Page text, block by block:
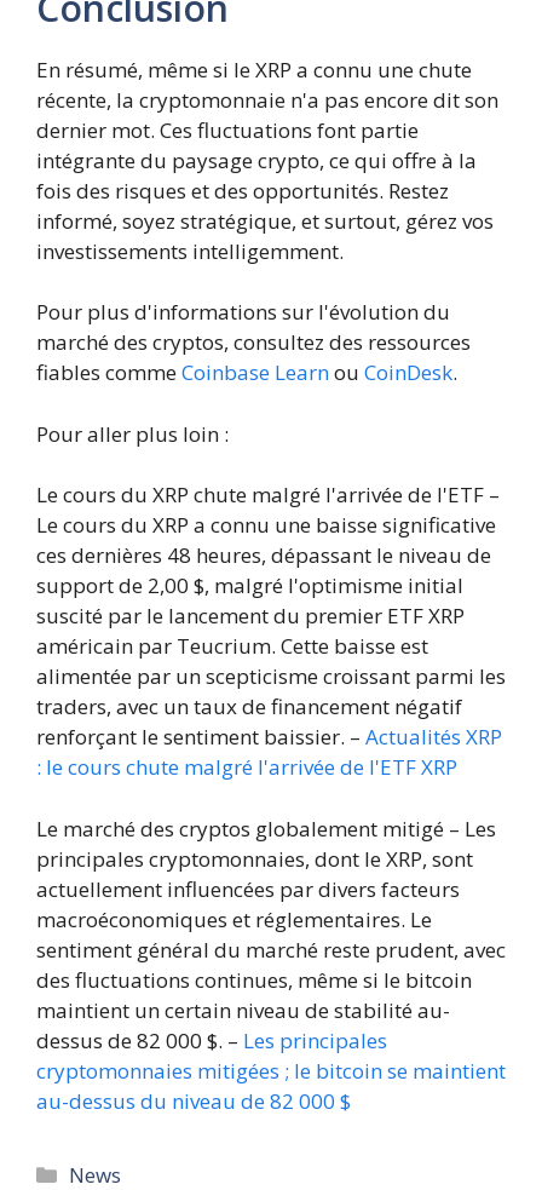
En résumé, même si le XRP a connu une chute
récente, la cryptomonnaie n'a pas encore dit son
dernier mot. Ces fluctuations font partie
intégrante du paysage crypto, ce qui offre à la
fois des risques et des opportunités. Restez
informé, soyez stratégique, et surtout, gérez vos
investissements intelligemment.
Pour plus d'informations sur l'évolution du
marché des cryptos, consultez des ressources
fiables commeCoinbase Learnou CoinDesk.
Pour aller plus loin :
Le cours du XRP chute malgré l'arrivée de l'ETF –
Le cours du XRP a connu une baisse significative
ces dernières 48 heures, dépassant le niveau de
support de 2,00 $, malgré l'optimisme initial
suscité par le lancement du premier ETF XRP
américain par Teucrium. Cette baisse est
alimentée par un scepticisme croissant parmi les
traders, avec un taux de financement négatif
renforçant le sentiment baissier. – Actualités XRP
: le cours chute malgré l'arrivée de l'ETF XRP
Le marché des cryptos globalement mitigé – Les
principales cryptomonnaies, dont le XRP, sont
actuellement influencées par divers facteurs
macroéconomiques et réglementaires. Le
sentiment général du marché reste prudent, avec
des fluctuations continues, même si le bitcoin
maintient un certain niveau de stabilité au-
dessus de 82 000 $. – Les principales
cryptomonnaies mitigées ; le bitcoin se maintient
au-dessus du niveau de 82 000 $
Catégories
News